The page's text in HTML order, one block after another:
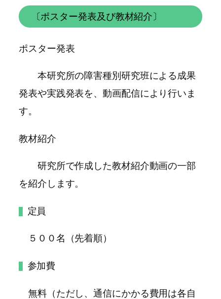
〔ポスター発表及び教材紹介〕
ポスター発表
本研究所の障害種別研究班による成果
発表や実践発表を、動画配信により行いま
す。
教材紹介
研究所で作成した教材紹介動画の一部
を紹介します。
定員
５００名（先着順）
参加費
無料（ただし、通信にかかる費用は各自